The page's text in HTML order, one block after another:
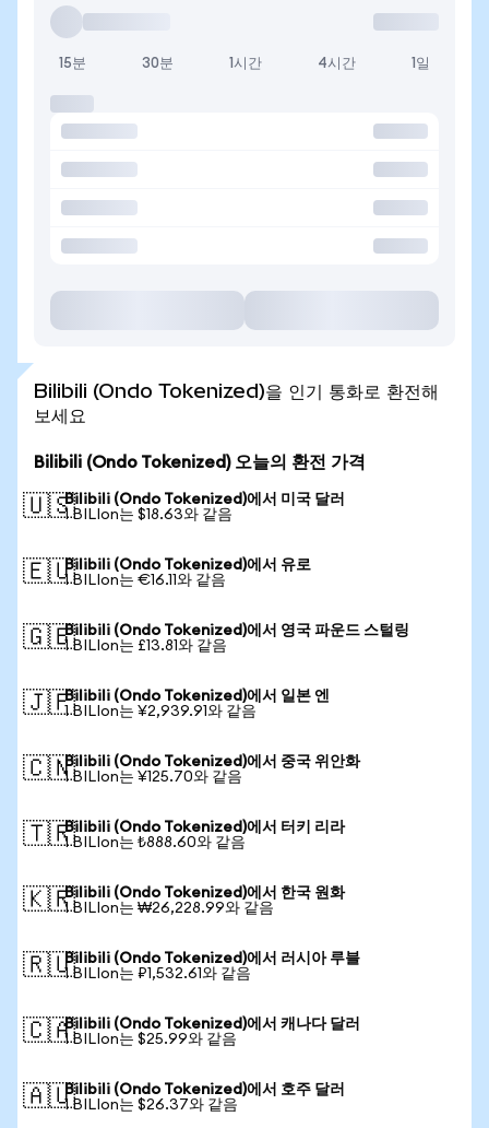
15분 30분 1시간 4시간 1일
Bilibili (Ondo Tokenized)을 인기 통화로 환전해
보세요
Bilibili (Ondo Tokenized) 오늘의 환전 가격
🇺🇸Bilibili (Ondo Tokenized)에서 미국 달러
1 BILIon는 $18.63와 같음
🇪🇺Bilibili (Ondo Tokenized)에서 유로
1 BILIon는 €16.11와 같음
🇬🇧Bilibili (Ondo Tokenized)에서 영국 파운드 스털링
1 BILIon는 £13.81와 같음
🇯🇵Bilibili (Ondo Tokenized)에서 일본 엔
1 BILIon는 ¥2,939.91와 같음
🇨🇳Bilibili (Ondo Tokenized)에서 중국 위안화
1 BILIon는 ¥125.70와 같음
🇹🇷Bilibili (Ondo Tokenized)에서 터키 리라
1 BILIon는 ₺888.60와 같음
🇰🇷Bilibili (Ondo Tokenized)에서 한국 원화
1 BILIon는 ₩26,228.99와 같음
🇷🇺Bilibili (Ondo Tokenized)에서 러시아 루블
1 BILIon는 ₽1,532.61와 같음
🇨🇦Bilibili (Ondo Tokenized)에서 캐나다 달러
1 BILIon는 $25.99와 같음
🇦🇺Bilibili (Ondo Tokenized)에서 호주 달러
1 BILIon는 $26.37와 같음